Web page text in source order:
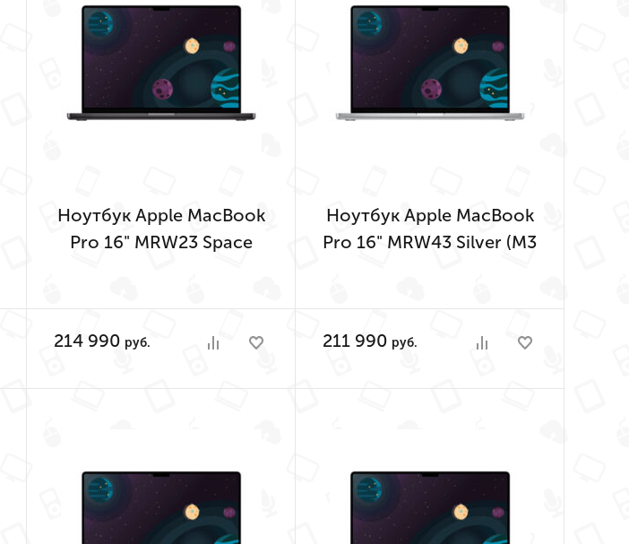
Ноутбук Apple MacBook
Pro 16" MRW23 Space
214 990 руб.
Ноутбук Apple MacBook
Pro 16" MRW43 Silver (M3
211 990 руб.